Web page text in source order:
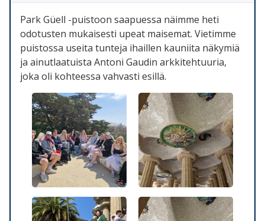
Park Güell -puistoon saapuessa näimme heti
odotusten mukaisesti upeat maisemat. Vietimme
puistossa useita tunteja ihaillen kauniita näkymiä
ja ainutlaatuista Antoni Gaudin arkkitehtuuria,
joka oli kohteessa vahvasti esillä.